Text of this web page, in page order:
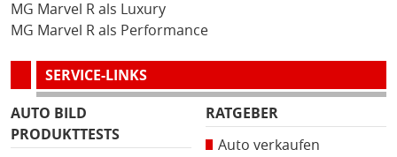
MG Marvel R als Luxury
MG Marvel R als Performance
SERVICE-LINKS
AUTO BILD
PRODUKTTESTS
RATGEBER
Auto verkaufen